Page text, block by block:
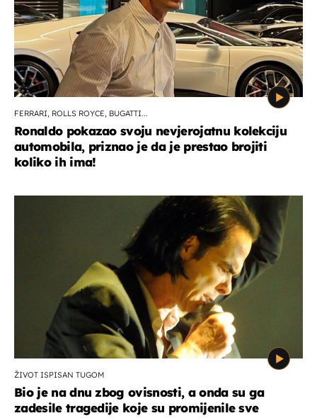
FERRARI, ROLLS ROYCE, BUGATTI...
Ronaldo pokazao svoju nevjerojatnu kolekciju
automobila, priznao je da je prestao brojiti
koliko ih ima!
ŽIVOT ISPISAN TUGOM
Bio je na dnu zbog ovisnosti, a onda su ga
zadesile tragedije koje su promijenile sve